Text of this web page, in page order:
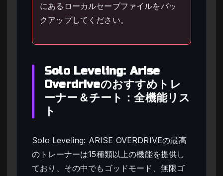
にあるローカルセーブファイルをバッ
クアップしてください。
Solo Leveling: Arise
Overdriveのおすすめトレ
ーナー＆チート：全機能リス
ト
Solo Leveling: ARISE OVERDRIVEの最高
のトレーナーは15種類以上の機能を提供し
ており、その中でもゴッドモード、無限ゴ